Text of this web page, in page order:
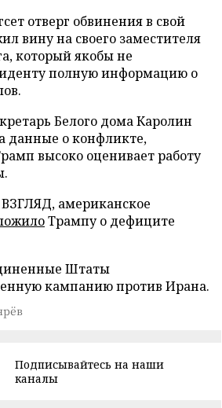
отверг обвинения в свой
вину на своего заместителя
который якобы не
полную информацию о
Белого дома Каролин
данные о конфликте,
высоко оценивает работу
ВЗГЛЯД, американское
Трампу о дефиците
Штаты
кампанию против Ирана.
Подписывайтесь на наши
каналы